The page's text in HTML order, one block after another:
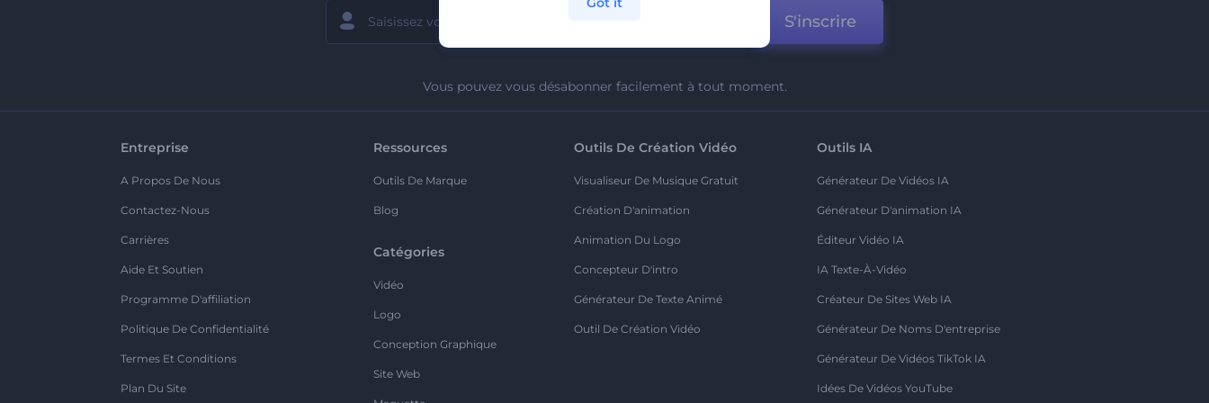
S'inscrire
Vous pouvez vous désabonner facilement à tout moment.
Entreprise
A Propos De Nous
Contactez-Nous
Carrières
Aide Et Soutien
Programme D'affiliation
Politique De Confidentialité
Termes Et Conditions
Plan Du Site
Ressources
Outils De Marque
Blog
Catégories
Vidéo
Logo
Conception Graphique
Site Web
Outils De Création Vidéo
Visualiseur De Musique Gratuit
Création D'animation
Animation Du Logo
Concepteur D'intro
Générateur De Texte Animé
Outil De Création Vidéo
Outils IA
Générateur De Vidéos IA
Générateur D'animation IA
Éditeur Vidéo IA
IA Texte-À-Vidéo
Créateur De Sites Web IA
Générateur De Noms D'entreprise
Générateur De Vidéos TikTok IA
Idées De Vidéos YouTube